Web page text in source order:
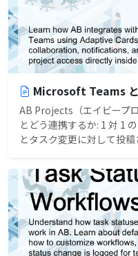
Microsoft Teams
AB Projects（エイビープ
とどう連携するか: 1 対 1
とタスク変更に対して投